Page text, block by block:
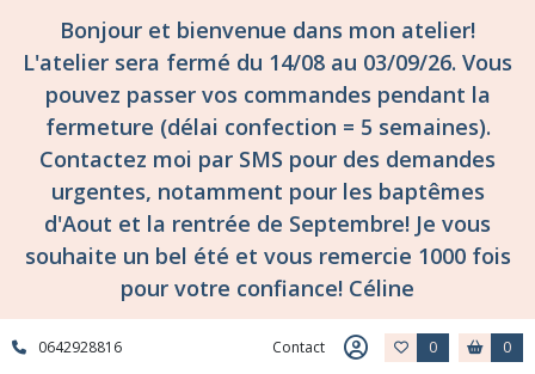
Bonjour et bienvenue dans mon atelier!
L'atelier sera fermé du 14/08 au 03/09/26. Vous
pouvez passer vos commandes pendant la
fermeture (délai confection = 5 semaines).
Contactez moi par SMS pour des demandes
urgentes, notamment pour les baptêmes
d'Aout et la rentrée de Septembre! Je vous
souhaite un bel été et vous remercie 1000 fois
pour votre confiance! Céline
0642928816 Contact 0 0